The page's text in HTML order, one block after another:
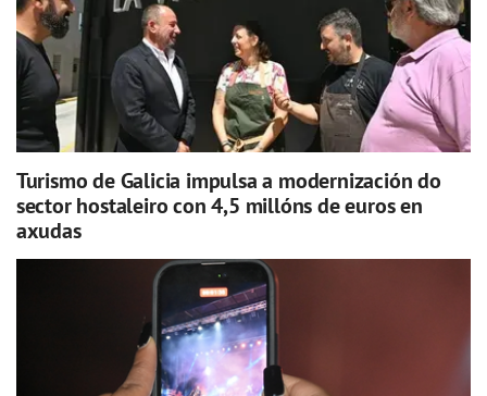
Turismo de Galicia impulsa a modernización do
sector hostaleiro con 4,5 millóns de euros en
axudas